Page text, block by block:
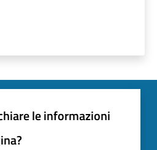
le informazioni